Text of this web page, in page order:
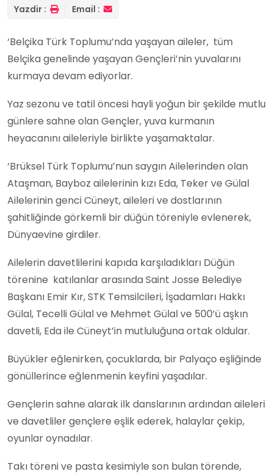
Yazdir : Email :
‘Belçika Türk Toplumu’nda yaşayan aileler, tüm
Belçika genelinde yaşayan Gençleri’nin yuvalarını
kurmaya devam ediyorlar.
Yaz sezonu ve tatil öncesi hayli yoğun bir şekilde mutlu
günlere sahne olan Gençler, yuva kurmanın
heyacanını aileleriyle birlikte yaşamaktalar.
‘Brüksel Türk Toplumu’nun saygın Ailelerinden olan
Ataşman, Bayboz ailelerinin kızı Eda, Teker ve Gülal
Ailelerinin genci Cüneyt, aileleri ve dostlarının
şahitliğinde görkemli bir düğün töreniyle evlenerek,
Dünyaevine girdiler.
Ailelerin davetlilerini kapıda karşıladıkları Düğün
törenine katılanlar arasında Saint Josse Belediye
Başkanı Emir Kır, STK Temsilcileri, İşadamları Hakkı
Gülal, Tecelli Gülal ve Mehmet Gülal ve 500’ü aşkın
davetli, Eda ile Cüneyt’in mutluluğuna ortak oldular.
Büyükler eğlenirken, çocuklarda, bir Palyaço eşliğinde
gönüllerince eğlenmenin keyfini yaşadılar.
Gençlerin sahne alarak ilk danslarının ardından aileleri
ve davetliler gençlere eşlik ederek, halaylar çekip,
oyunlar oynadılar.
Takı töreni ve pasta kesimiyle son bulan törende,